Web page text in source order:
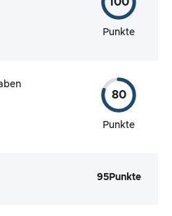
100
Punkte
80
Punkte
95Punkte